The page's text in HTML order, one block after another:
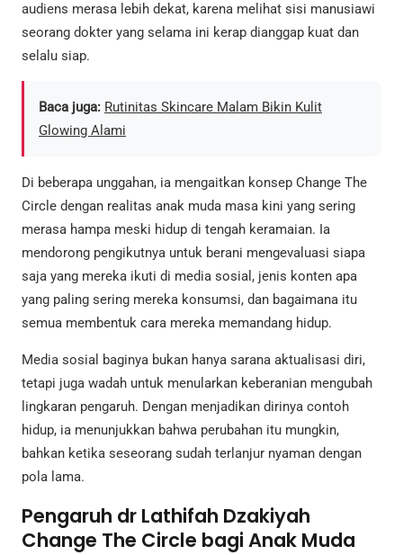
audiens merasa lebih dekat, karena melihat sisi manusiawi
seorang dokter yang selama ini kerap dianggap kuat dan
selalu siap.
Baca juga: Rutinitas Skincare Malam Bikin Kulit
Glowing Alami
Di beberapa unggahan, ia mengaitkan konsep Change The
Circle dengan realitas anak muda masa kini yang sering
merasa hampa meski hidup di tengah keramaian. Ia
mendorong pengikutnya untuk berani mengevaluasi siapa
saja yang mereka ikuti di media sosial, jenis konten apa
yang paling sering mereka konsumsi, dan bagaimana itu
semua membentuk cara mereka memandang hidup.
Media sosial baginya bukan hanya sarana aktualisasi diri,
tetapi juga wadah untuk menularkan keberanian mengubah
lingkaran pengaruh. Dengan menjadikan dirinya contoh
hidup, ia menunjukkan bahwa perubahan itu mungkin,
bahkan ketika seseorang sudah terlanjur nyaman dengan
pola lama.
Pengaruh dr Lathifah Dzakiyah
Change The Circle bagi Anak Muda